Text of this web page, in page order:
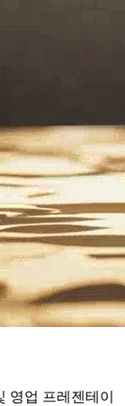
영업 프레젠테이